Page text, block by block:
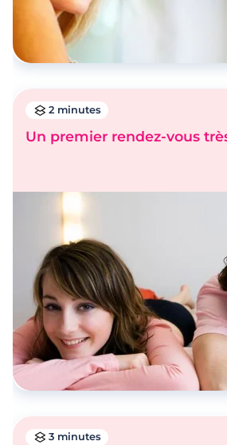
2 minutes
Un premier rendez-vous
3 minutes